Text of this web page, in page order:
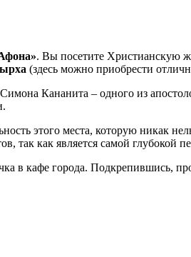
. Вы посетите Христианскую
(здесь можно приобрести
Кананита – одного из
этого места, которую никак
так как является самой глубокой
в кафе города. Подкрепившись,